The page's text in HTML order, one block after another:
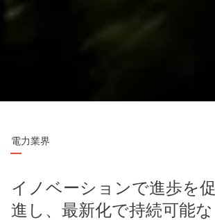
電力業界
イノベーションで進歩を促
進し、最新化で持続可能な